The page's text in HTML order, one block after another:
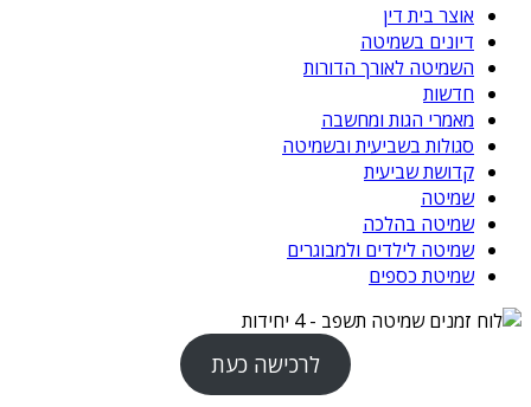
אוצר בית דין
דיונים בשמיטה
השמיטה לאורך הדורות
חדשות
מאמרי הגות ומחשבה
סגולות בשביעית ובשמיטה
קדושת שביעית
שמיטה
שמיטה בהלכה
שמיטה לילדים ולמבוגרים
שמיטת כספים
לרכישה כעת